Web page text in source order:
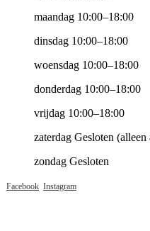
maandag 10:00–18:00
dinsdag 10:00–18:00
woensdag 10:00–18:00
donderdag 10:00–18:00
vrijdag 10:00–18:00
zaterdag Gesloten
zondag Gesloten
Facebook Instagram